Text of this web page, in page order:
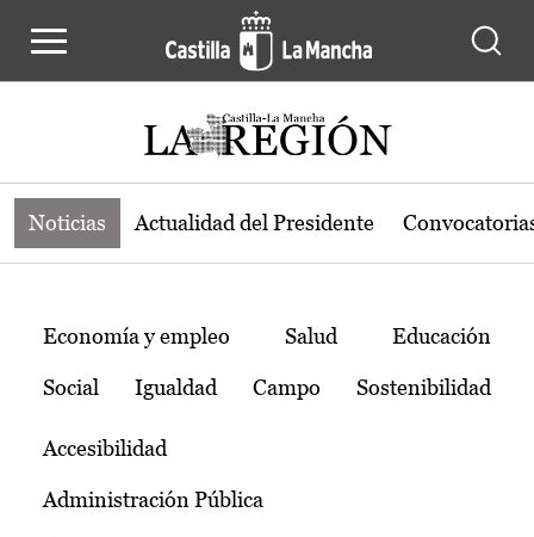
Noticias de la región de Castilla-La
Noticias Actualidad del Presidente
Temas
Economía y empleo Salud Educación
Social Igualdad Campo Sostenibilidad
Accesibilidad
Administración Pública